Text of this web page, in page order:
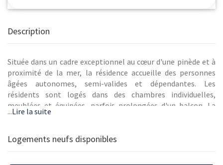
Description
Située dans un cadre exceptionnel au cœur d'une pinède et à
proximité de la mer, la résidence accueille des personnes
âgées autonomes, semi-valides et dépendantes. Les
résidents sont logés dans des chambres individuelles,
meublées et équipées, parfois prolongées d'un balcon. La
résidence dispose également de deux unités de soins adaptés,
de la maladie d'Alzheimer ou troubles apparentés, ainsi que
...Lire la suite
Logements neufs disponibles